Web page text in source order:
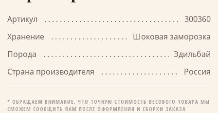
Артикул
300360
Хранение
Шоковая заморозка
Порода
Эдильбай
Страна производителя
Россия
* ОБРАЩАЕМ ВНИМАНИЕ, ЧТО ТОЧНУЮ СТОИМОСТЬ ВЕСОВОГО ТОВАРА МЫ
СМОЖЕМ СООБЩИТЬ ВАМ ПОСЛЕ ОФОРМЛЕНИЯ И СБОРКИ ЗАКАЗА